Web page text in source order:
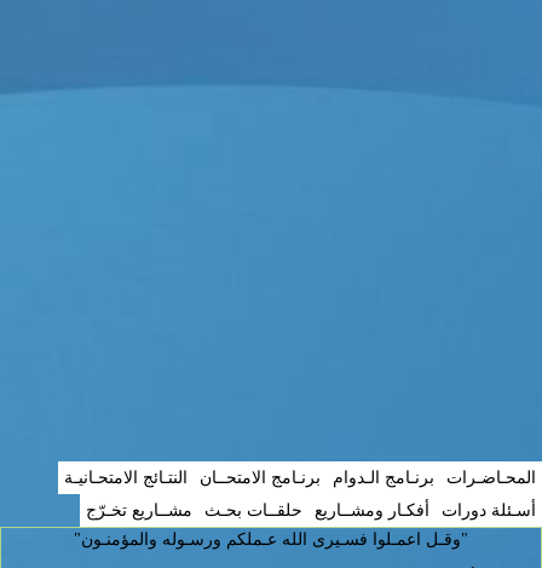
المحـاضـرات برنـامج الـدوام برنـامج الامتحــان
النتـائج الامتحـانيـة
أسـئلة دورات
أفكـار ومشــاريع حلقــات بحـث
مشــاريع تخـرّج
"وقـل اعمـلوا فسـيرى الله عـملكم ورسـوله والمؤمنـون"